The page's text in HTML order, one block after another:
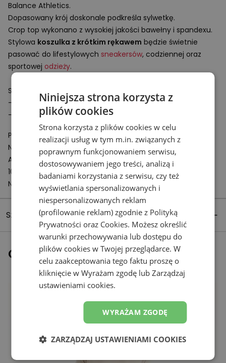
Balance Athletics.
Dopasowany krój doskonale podkreśla sylwetkę.
Crop top wykonano z wysokiej jakości bawełny i spandexu.
Stylowa koszulka z krótkim rękawem będzie świetnie
pasować do lifestylowych sneakersów, codziennej oraz
sportowej odzieży.
Specyfikacja:
- Dopasowany krój
- Materiał: 95% bawełna, 5% spandex
Podmiot odpowiedzialny:
New Balance Europe BV
A-Factorij, Pilotenstraat 35 – 45
1059 CH Amsterdam
Netherlands
Szczegóły produktu
Ostatnio oglądane
Niniejsza strona korzysta z
plików cookies
Strona korzysta z plików cookies w celu
realizacji usług w tym m.in. związanych z
poprawnym funkcjonowaniem serwisu,
dostosowywaniem jego treści, analizą i
badaniami korzystania z serwisu, czy też
wyświetlania spersonalizowanych i
niespersonalizowanych reklam
(profilowanie reklam) zgodnie z Polityką
Prywatności oraz Cookies. Możesz określić
warunki przechowywania lub dostępu do
plików cookies w Twojej przeglądarce. W
celu zaakceptowania tego faktu proszę o
kliknięcie w Wyrażam zgodę lub Zarządzaj
ustawieniami cookies.
WYRAŻAM ZGODĘ
ZARZĄDZAJ USTAWIENIAMI COOKIES